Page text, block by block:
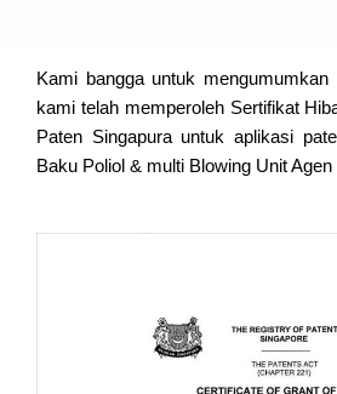
Kami bangga untuk mengumumkan
kami telah memperoleh Sertifikat
Paten Singapura untuk aplikasi
Baku Poliol & multi Blowing Unit